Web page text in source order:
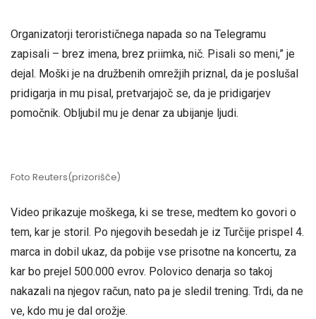
Organizatorji terorističnega napada so na Telegramu
zapisali – brez imena, brez priimka, nič. Pisali so meni,” je
dejal. Moški je na družbenih omrežjih priznal, da je poslušal
pridigarja in mu pisal, pretvarjajoč se, da je pridigarjev
pomočnik. Obljubil mu je denar za ubijanje ljudi.
Foto Reuters(prizorišče)
Video prikazuje moškega, ki se trese, medtem ko govori o
tem, kar je storil. Po njegovih besedah ​​je iz Turčije prispel 4.
marca in dobil ukaz, da pobije vse prisotne na koncertu, za
kar bo prejel 500.000 evrov. Polovico denarja so takoj
nakazali na njegov račun, nato pa je sledil trening. Trdi, da ne
ve, kdo mu je dal orožje.